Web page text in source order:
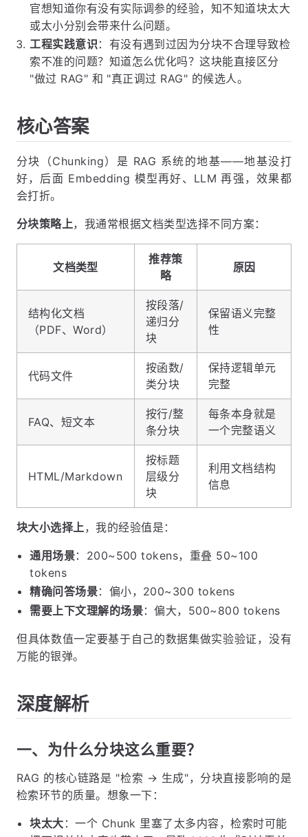
官想知道你有没有实际调参的经验，知不知道块太大
或太小分别会带来什么问题。
工程实践意识：有没有遇到过因为分块不合理导致检
索不准的问题？知道怎么优化吗？这块能直接区分
"做过 RAG" 和 "真正调过 RAG" 的候选人。
核心答案
分块（Chunking）是 RAG 系统的地基——地基没打
好，后面 Embedding 模型再好、LLM 再强，效果都
会打折。
分块策略上，我通常根据文档类型选择不同方案：
文档类型
推荐策
略
原因
结构化文档
（PDF、Word）
按段落/
递归分
块
保留语义完整
性
代码文件
按函数/
类分块
保持逻辑单元
完整
FAQ、短文本
按行/整
条分块
每条本身就是
一个完整语义
HTML/Markdown
按标题
层级分
块
利用文档结构
信息
块大小选择上 ，我的经验值是：
通用场景：200~500 tokens，重叠 50~100
tokens
精确问答场景：偏小，200~300 tokens
需要上下文理解的场景：偏大，500~800 tokens
但具体数值一定要基于自己的数据集做实验验证，没有
万能的银弹。
深度解析
一、为什么分块这么重要？
RAG 的核心链路是 "检索 → 生成"，分块直接影响的是
检索环节的质量。想象一下：
块太大 ：一个 Chunk 里塞了太多内容，检索时可能